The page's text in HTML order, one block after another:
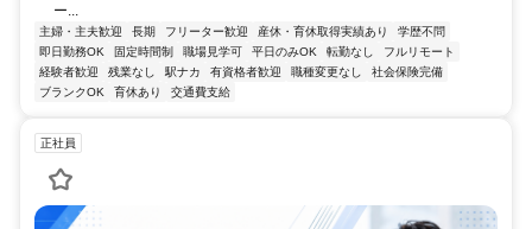
ー...
主婦・主夫歓迎 長期 フリーター歓迎 産休・育休取得実績あり
学歴不問
即日勤務OK
固定時間制 職場見学可 平日のみOK 転勤なし
フルリモート
経験者歓迎
残業なし 駅ナカ 有資格者歓迎 職種変更なし
社会保険完備
ブランクOK
育休あり 交通費支給
正社員